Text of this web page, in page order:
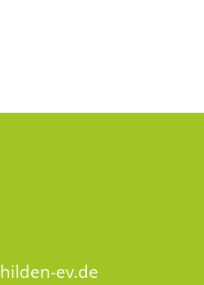
ev.de